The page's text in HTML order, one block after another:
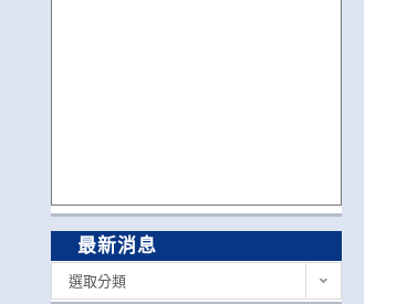
最新消息
選取分類